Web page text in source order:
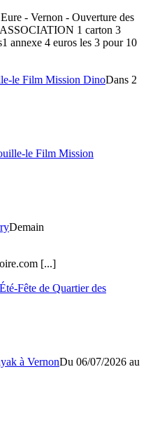
- Vernon - Ouverture des
1 carton 3
annexe 4 euros les 3 pour 10
le Film Mission DinoDans 2
le Film Mission
Demain
[...]
Fête de Quartier des
à VernonDu 06/07/2026 au